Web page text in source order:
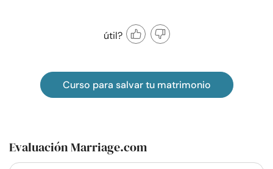
útil?
Curso para salvar tu matrimonio
Evaluación Marriage.com